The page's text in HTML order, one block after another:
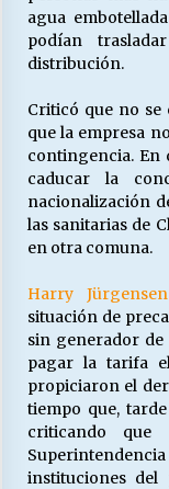
agua
podían
distribución.
Criticó que no
que la empresa
contingencia. En
caducar la
nacionalización
las sanitarias de
en otra comuna.
Harry Jürgensen
situación de
sin generador
pagar la tarifa
propiciaron el
tiempo que,
criticando
instituciones del